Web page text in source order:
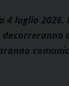
4 luglio